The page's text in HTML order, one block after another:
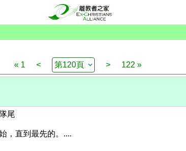
« 1
< > 122 »
尾
，直到最先的。....